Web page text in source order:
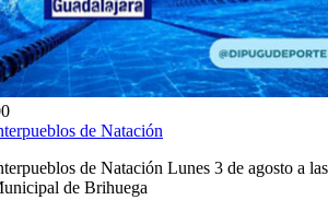
de Natación
de Natación Lunes 3 de agosto a las
de Brihuega